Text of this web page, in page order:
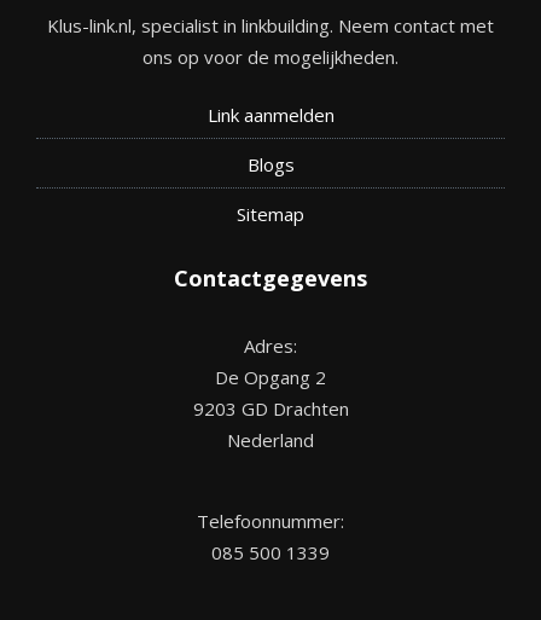
Klus-link.nl, specialist in linkbuilding. Neem contact met
ons op voor de mogelijkheden.
Link aanmelden
Blogs
Sitemap
Contactgegevens
Adres:
De Opgang 2
9203 GD Drachten
Nederland
Telefoonnummer:
085 500 1339